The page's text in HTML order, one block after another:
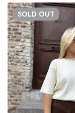
SOLD OUT